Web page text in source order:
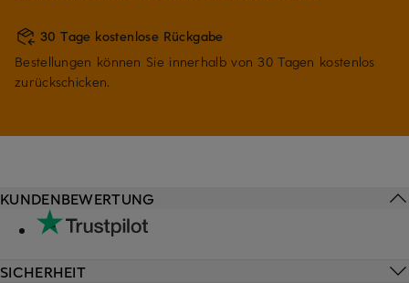
30 Tage kostenlose Rückgabe
Bestellungen können Sie innerhalb von 30 Tagen kostenlos
zurückschicken.
KUNDENBEWERTUNG
SICHERHEIT